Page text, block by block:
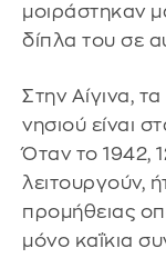
μοιράστηκαν
δίπλα του σε
Στην Αίγινα,
νησιού είναι
Όταν το 1942,
λειτουργούν,
προμήθειας
μόνο καΐκια